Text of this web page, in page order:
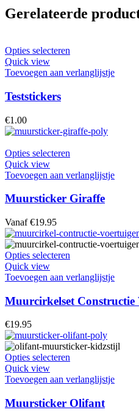
Gerelateerde
Opties selecteren
heeft
kan
gekozen
op
de
productpagina
Quick view
Toevoegen aan verlanglijstje
Teststickers
€1.00
Opties selecteren
heeft
variaties.
kan
gekozen
op
de
productpagina
Quick view
Toevoegen aan verlanglijstje
Muursticker Giraffe
Vanaf €19.95
Opties selecteren
heeft
variaties.
Deze
kan
gekozen
op
de
productpagina
Quick view
Toevoegen aan verlanglijstje
Muurcirkelset Constructie
€19.95
Opties selecteren
heeft
variaties.
Deze
Quick view
Toevoegen aan verlanglijstje
Muursticker Olifant